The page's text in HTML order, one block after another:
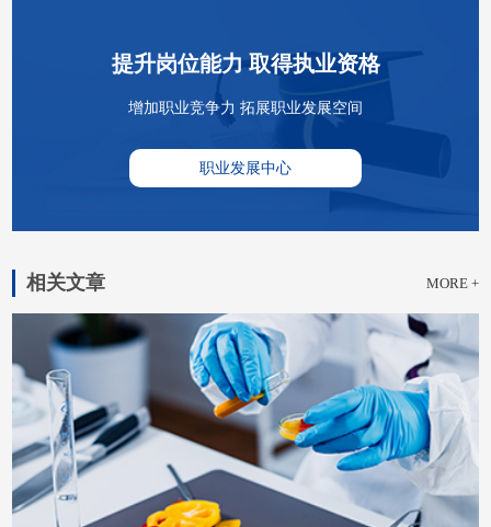
提升岗位能力 取得执业资格
增加职业竞争力 拓展职业发展空间
职业发展中心
相关文章 MORE +